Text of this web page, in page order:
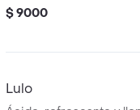
$ 9000
Lulo